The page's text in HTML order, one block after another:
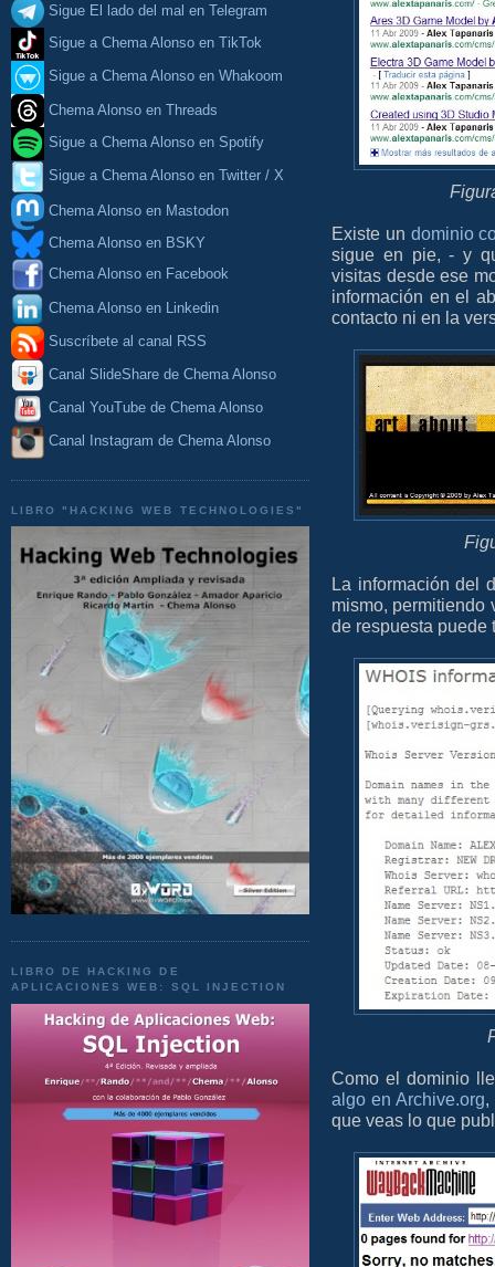
Sigue El lado del mal en Telegram
Sigue a Chema Alonso en TikTok
Sigue a Chema Alonso en Whakoom
Chema Alonso en Threads
Sigue a Chema Alonso en Spotify
Sigue a Chema Alonso en Twitter / X
Chema Alonso en Mastodon
Chema Alonso en BSKY
Chema Alonso en Facebook
Chema Alonso en Linkedin
Suscríbete al canal RSS
Canal SlideShare de Chema Alonso
Canal YouTube de Chema Alonso
Canal Instagram de Chema Alonso
LIBRO "HACKING WEB TECHNOLOGIES"
LIBRO DE HACKING DE
APLICACIONES WEB: SQL INJECTION
Existe un dominio
sigue en pie, - y
visitas desde ese
información en el
contacto ni en la
La información del
mismo, permitiendo
de respuesta puede
Como el dominio
algo en Archive.org,
que veas lo que